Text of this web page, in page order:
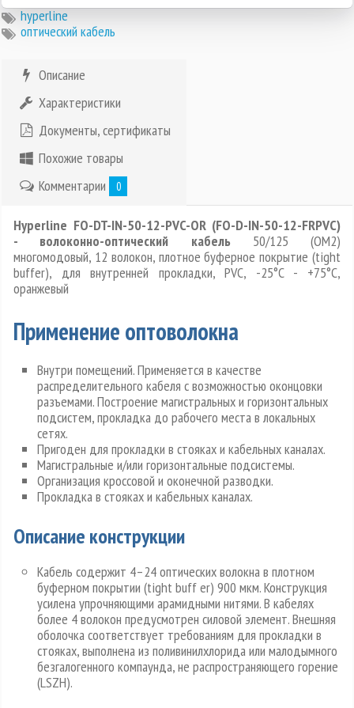
hyperline
оптический кабель
Описание
Характеристики
Документы, сертификаты
Похожие товары
Комментарии
0
Hyperline FO-DT-IN-50-12-PVC-OR (FO-D-IN-50-12-FRPVC)
- волоконно-оптический кабель50/125 (OM2)
многомодовый, 12 волокон, плотное буферное покрытие (tight
buffer), для внутренней прокладки, PVC, -25°C - +75°C,
оранжевый
Применение оптоволокна
Внутри помещений. Применяется в качестве
распределительного кабеля с возможностью оконцовки
разъемами. Построение магистральных и горизонтальных
подсистем, прокладка до рабочего места в локальных
сетях.
Пригоден для прокладки в стояках и кабельных каналах.
Магистральные и/или горизонтальные подсистемы.
Организация кроссовой и оконечной разводки.
Прокладка в стояках и кабельных каналах.
Описание конструкции
Кабель содержит 4–24 оптических волокна в плотном
буферном покрытии (tight buff er) 900 мкм. Конструкция
усилена упрочняющими арамидными нитями. В кабелях
более 4 волокон предусмотрен силовой элемент. Внешняя
оболочка соответствует требованиям для прокладки в
стояках, выполнена из поливинилхлорида или малодымного
безгалогенного компаунда, не распространяющего горение
(LSZH).